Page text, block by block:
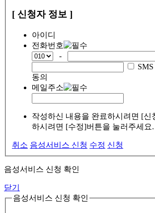
[ 신청자 정보 ]
아이디
전화번호
-
동의
메일주소
작성하신 내용을 완료하시려면 [신
하시려면 [수정]버튼을 눌러주세요.
취소 음성서비스 신청 수정 신청
음성서비스 신청 확인
닫기
음성서비스 신청 확인